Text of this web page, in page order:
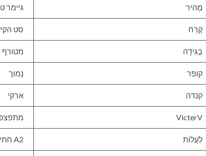
מָהִיר גיימר
קֶרַח סט
בְּגִידָה מטורף
קופר נָמוּך
קנדה ארקי
VicterV
לַעֲלוֹת A2 חתיך